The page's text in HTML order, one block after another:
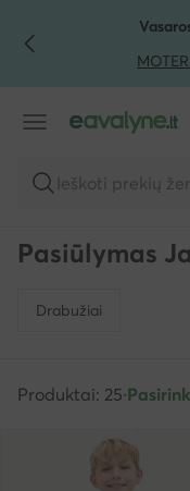
PEREITI PRIE
PEREITI Į PAIEŠKĄ
Ieškoti prekių
Pasiūlymas
Drabužiai
Produktai: 25·